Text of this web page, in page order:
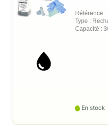
Référence
Type :
Capacité :
En stock